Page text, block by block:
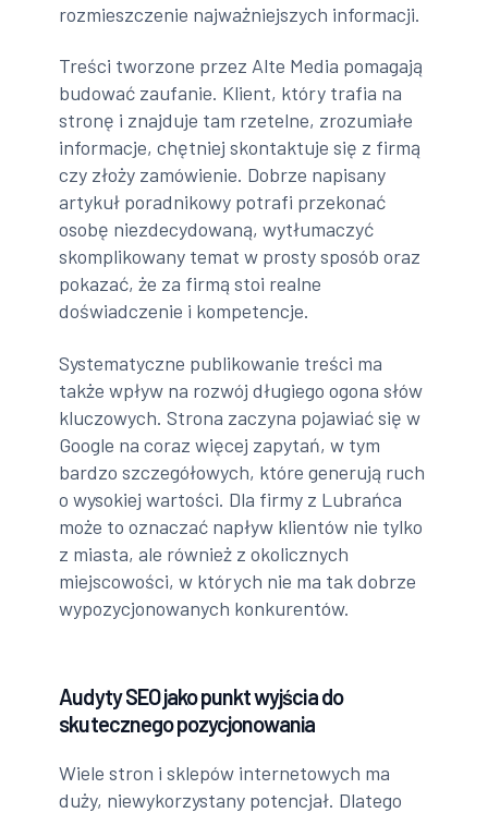
rozmieszczenie najważniejszych informacji.
Treści tworzone przez Alte Media pomagają
budować zaufanie. Klient, który trafia na
stronę i znajduje tam rzetelne, zrozumiałe
informacje, chętniej skontaktuje się z firmą
czy złoży zamówienie. Dobrze napisany
artykuł poradnikowy potrafi przekonać
osobę niezdecydowaną, wytłumaczyć
skomplikowany temat w prosty sposób oraz
pokazać, że za firmą stoi realne
doświadczenie i kompetencje.
Systematyczne publikowanie treści ma
także wpływ na rozwój długiego ogona słów
kluczowych. Strona zaczyna pojawiać się w
Google na coraz więcej zapytań, w tym
bardzo szczegółowych, które generują ruch
o wysokiej wartości. Dla firmy z Lubrańca
może to oznaczać napływ klientów nie tylko
z miasta, ale również z okolicznych
miejscowości, w których nie ma tak dobrze
wypozycjonowanych konkurentów.
Audyty SEO jako punkt wyjścia do
skutecznego pozycjonowania
Wiele stron i sklepów internetowych ma
duży, niewykorzystany potencjał. Dlatego